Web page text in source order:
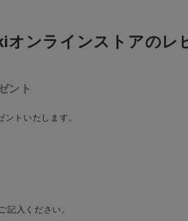
オンラインストアのレ
ント
トいたします。
記入ください。